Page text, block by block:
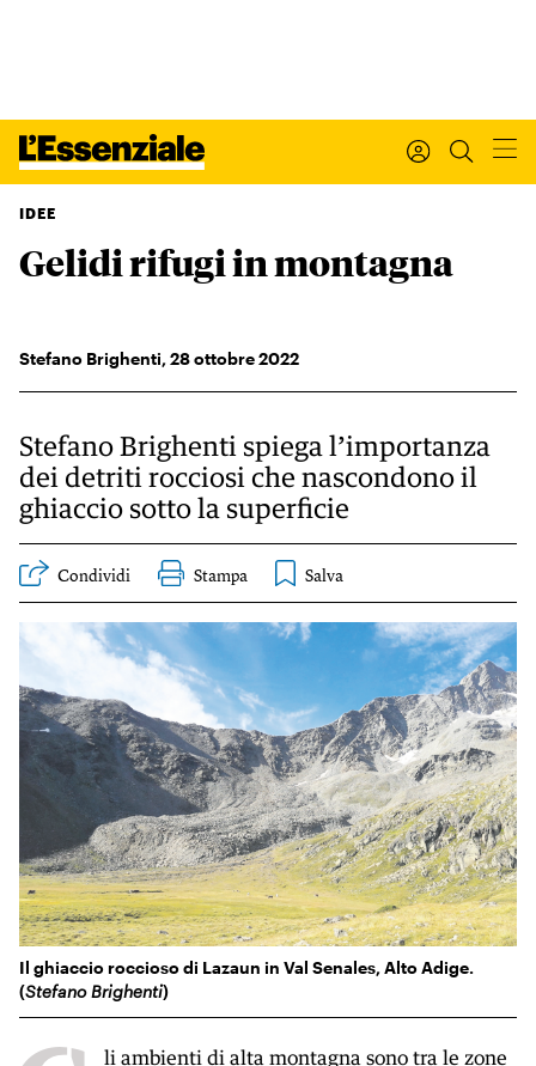
Xxx
I tuoi dati personali
Regala o rinnova
Newsletter
Esci
L’ESSENZIALE
INTERNAZIONALE
IL SETTIMANALE
KIDS
FESTIVAL
L’ESSENZIALE
IDEE
Gelidi rifugi in montagna
Stefano Brighenti,28ottobre 2022
Stefano Brighenti spiega l’importanza
dei detriti rocciosi che nascondono il
ghiaccio sotto la superficie
Condividi Stampa
Il ghiaccio roccioso di Lazaun in Val Senales, Alto Adige.
(Stefano Brighenti)
li ambienti di alta montagna sono tra le zone